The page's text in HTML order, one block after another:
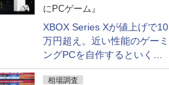
にPCゲーム』
XBOX Series Xが値上げで10
万円超え。近い性能のゲーミ
ングPCを自作するといくら
になる？
相場調査